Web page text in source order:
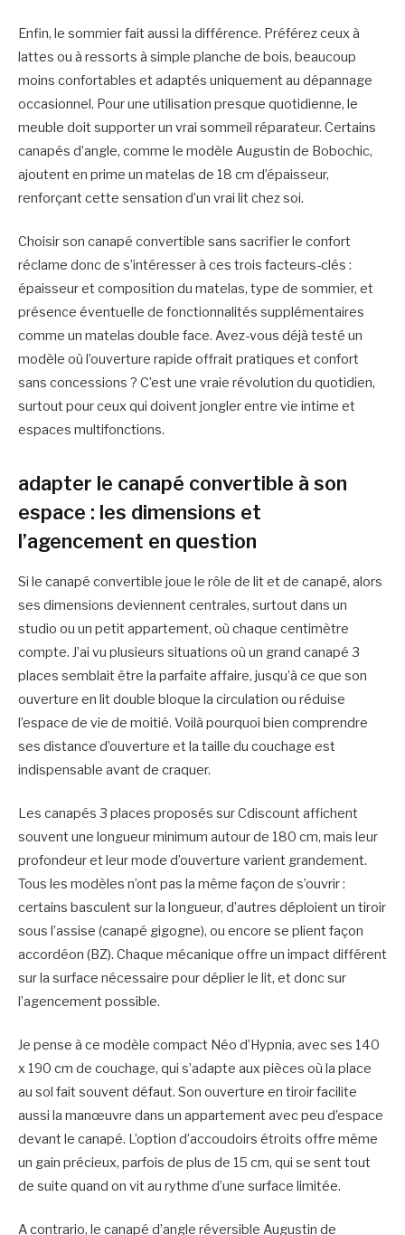
Enfin, le sommier fait aussi la différence. Préférez ceux à
lattes ou à ressorts à simple planche de bois, beaucoup
moins confortables et adaptés uniquement au dépannage
occasionnel. Pour une utilisation presque quotidienne, le
meuble doit supporter un vrai sommeil réparateur. Certains
canapés d’angle, comme le modèle Augustin de Bobochic,
ajoutent en prime un matelas de 18 cm d’épaisseur,
renforçant cette sensation d’un vrai lit chez soi.
Choisir son canapé convertible sans sacrifier le confort
réclame donc de s’intéresser à ces trois facteurs-clés :
épaisseur et composition du matelas, type de sommier, et
présence éventuelle de fonctionnalités supplémentaires
comme un matelas double face. Avez-vous déjà testé un
modèle où l’ouverture rapide offrait pratiques et confort
sans concessions ? C’est une vraie révolution du quotidien,
surtout pour ceux qui doivent jongler entre vie intime et
espaces multifonctions.
adapter le canapé convertible à son
espace : les dimensions et
l’agencement en question
Si le canapé convertible joue le rôle de lit et de canapé, alors
ses dimensions deviennent centrales, surtout dans un
studio ou un petit appartement, où chaque centimètre
compte. J’ai vu plusieurs situations où un grand canapé 3
places semblait être la parfaite affaire, jusqu’à ce que son
ouverture en lit double bloque la circulation ou réduise
l’espace de vie de moitié. Voilà pourquoi bien comprendre
ses distance d’ouverture et la taille du couchage est
indispensable avant de craquer.
Les canapés 3 places proposés sur Cdiscount affichent
souvent une longueur minimum autour de 180 cm, mais leur
profondeur et leur mode d’ouverture varient grandement.
Tous les modèles n’ont pas la même façon de s’ouvrir :
certains basculent sur la longueur, d’autres déploient un tiroir
sous l’assise (canapé gigogne), ou encore se plient façon
accordéon (BZ). Chaque mécanique offre un impact différent
sur la surface nécessaire pour déplier le lit, et donc sur
l’agencement possible.
Je pense à ce modèle compact Néo d’Hypnia, avec ses 140
x 190 cm de couchage, qui s’adapte aux pièces où la place
au sol fait souvent défaut. Son ouverture en tiroir facilite
aussi la manœuvre dans un appartement avec peu d’espace
devant le canapé. L’option d’accoudoirs étroits offre même
un gain précieux, parfois de plus de 15 cm, qui se sent tout
de suite quand on vit au rythme d’une surface limitée.
A contrario, le canapé d’angle réversible Augustin de